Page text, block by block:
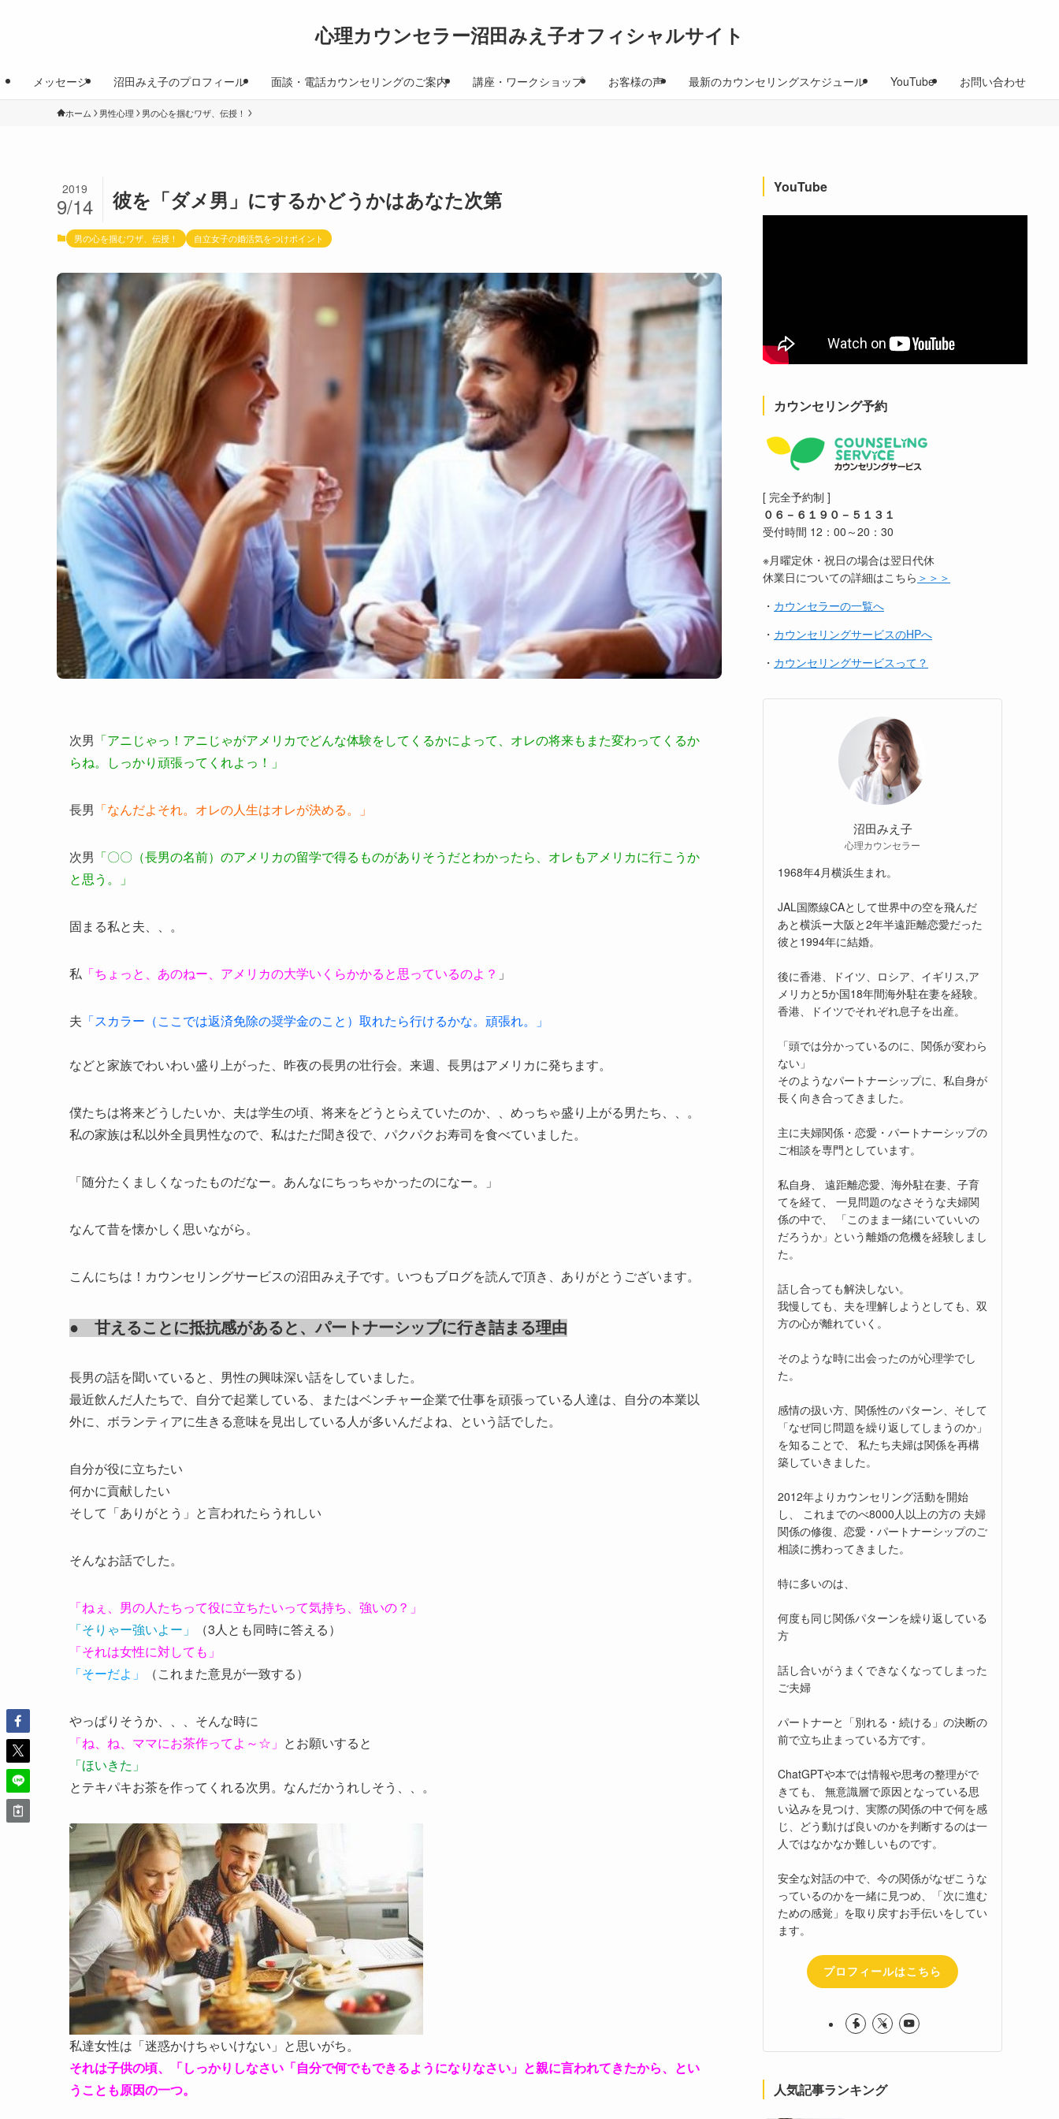
心理カウンセラー沼田みえ子オフィシャルサイト
メッセージ 沼田みえ子のプロフィール 面談・電話カウンセリングのご案内 講座・ワークショップ お客様の声 最新のカウンセリングスケジュール YouTube お問い合わせ
ホーム 男性心理 男の心を掴むワザ、伝授！
彼を「ダメ男」にするかどうかはあなた次第
2019
9/14
男の心を掴むワザ、伝授！ 自立女子の婚活気をつけポイント
次男 「アニじゃっ！アニじゃがアメリカでどんな体験をしてくるかによって、オレの将来もまた変わってくるか
らね。しっかり頑張ってくれよっ！」
長男 「なんだよそれ。オレの人生はオレが決める。」
次男 「〇〇（長男の名前）のアメリカの留学で得るものがありそうだとわかったら、オレもアメリカに行こうか
と思う。」
固まる私と夫、、。
私 「ちょっと、あのねー、アメリカの大学いくらかかると思っているのよ？ 」
夫 「スカラー（ここでは返済免除の奨学金のこと）取れたら行けるかな。頑張れ。」
などと家族でわいわい盛り上がった、昨夜の長男の壮行会。来週、長男はアメリカに発ちます。
僕たちは将来どうしたいか、夫は学生の頃、将来をどうとらえていたのか、、めっちゃ盛り上がる男たち、、。
私の家族は私以外全員男性なので、私はただ聞き役で、パクパクお寿司を食べていました。
「随分たくましくなったものだなー。あんなにちっちゃかったのになー。」
なんて昔を懐かしく思いながら。
こんにちは！カウンセリングサービスの沼田みえ子です。いつもブログを読んで頂き、ありがとうございます。
● 甘えることに抵抗感があると、パートナーシップに行き詰まる理由
長男の話を聞いていると、男性の興味深い話をしていました。
最近飲んだ人たちで、自分で起業している、またはベンチャー企業で仕事を頑張っている人達は、自分の本業以
外に、ボランティアに生きる意味を見出している人が多いんだよね、という話でした。
自分が役に立ちたい
何かに貢献したい
そして「ありがとう」と言われたらうれしい
そんなお話でした。
「ねぇ、男の人たちって役に立ちたいって気持ち、強いの？」
「そりゃー強いよー」
（3人とも同時に答える）
「それは女性に対しても」
「そーだよ」
（これまた意見が一致する）
やっぱりそうか、、、そんな時に
「ね、ね、ママにお茶作ってよ～☆」 とお願いすると
「ほいきた」
とテキパキお茶を作ってくれる次男。なんだかうれしそう、、。
私達女性は「迷惑かけちゃいけない」と思いがち。
それは子供の頃、「しっかりしなさい「自分で何でもできるようになりなさい」と親に言われてきたから、とい
うことも原因の一つ。
YouTube
カウンセリング予約
[ 完全予約制 ]
０６－６１９０－５１３１
受付時間 12：00～20：30
※月曜定休・祝日の場合は翌日代休
休業日についての詳細はこちら ＞＞＞
・ カウンセラーの一覧へ
・ カウンセリングサービスのHPへ
・ カウンセリングサービスって？
沼田みえ子
心理カウンセラー
1968年4月横浜生まれ。
JAL国際線CAとして世界中の空を飛んだ
あと横浜ー大阪と2年半遠距離恋愛だった
彼と1994年に結婚。
後に香港、ドイツ、ロシア、イギリス,ア
メリカと5か国18年間海外駐在妻を経験。
香港、ドイツでそれぞれ息子を出産。
「頭では分かっているのに、関係が変わら
ない」
そのようなパートナーシップに、私自身が
長く向き合ってきました。
主に夫婦関係・恋愛・パートナーシップの
ご相談を専門としています。
私自身、 遠距離恋愛、海外駐在妻、子育
てを経て、 一見問題のなさそうな夫婦関
係の中で、 「このまま一緒にいていいの
だろうか」という離婚の危機を経験しまし
た。
話し合っても解決しない。
我慢しても、夫を理解しようとしても、双
方の心が離れていく。
そのような時に出会ったのが心理学でし
た。
感情の扱い方、関係性のパターン、そして
「なぜ同じ問題を繰り返してしまうのか」
を知ることで、 私たち夫婦は関係を再構
築していきました。
2012年よりカウンセリング活動を開始
し、 これまでのべ8000人以上の方の 夫婦
関係の修復、恋愛・パートナーシップのご
相談に携わってきました。
特に多いのは、
何度も同じ関係パターンを繰り返している
方
話し合いがうまくできなくなってしまった
ご夫婦
パートナーと「別れる・続ける」の決断の
前で立ち止まっている方です。
ChatGPTや本では情報や思考の整理がで
きても、 無意識層で原因となっている思
い込みを見つけ、実際の関係の中で何を感
じ、どう動けば良いのかを判断するのは一
人ではなかなか難しいものです。
安全な対話の中で、今の関係がなぜこうな
っているのかを一緒に見つめ、「次に進む
ための感覚」を取り戻すお手伝いをしてい
ます。
プロフィールはこちら
人気記事ランキング